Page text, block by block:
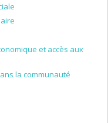
et accès aux
la communauté